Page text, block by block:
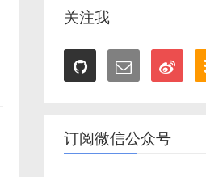
关注我
订阅微信公众号